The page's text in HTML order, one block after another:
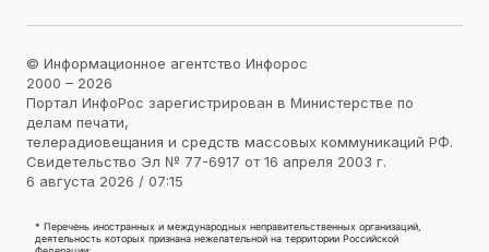
© Информационное агентство Инфорос
2000 – 2026
Портал ИнфоРос зарегистрирован в Министерстве по
делам печати,
телерадиовещания и средств массовых коммуникаций РФ.
Свидетельство Эл № 77-6917 от 16 апреля 2003 г.
6 августа 2026 / 07:15